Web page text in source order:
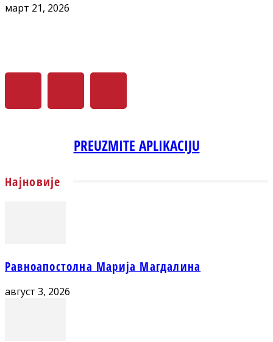
март 21, 2026
PREUZMITE APLIKACIJU
Најновије
Равноапостолна Марија Магдалина
август 3, 2026